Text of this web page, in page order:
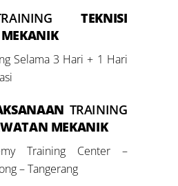
TEKNISI
Selama 3 Hari + 1 Hari
TRAINING
MEKANIK
Training Center –
– Tangerang